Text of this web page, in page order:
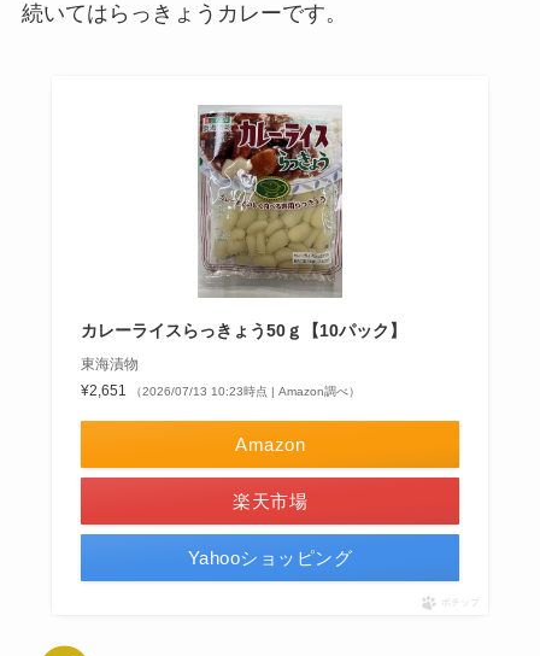
続いてはらっきょうカレーです。
カレーライスらっきょう50ｇ【10パック】
東海漬物
¥2,651
（2026/07/13 10:23時点 | Amazon調べ）
Amazon
楽天市場
Yahooショッピング
ポチップ